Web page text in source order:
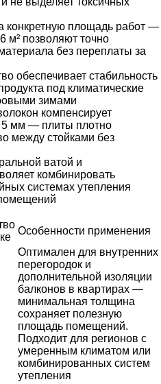
конкретную площадь работ —
м² позволяют точно
без переплаты за
обеспечивает стабильность
под климатические
зимами
компенсирует
5 мм — плиты плотно
между стойками без
ватой и
комбинировать
системах утепления
Особенности применения
Оптимален для внутренних
перегородок и
дополнительной изоляции
балконов в квартирах —
минимальная толщина
сохраняет полезную
площадь помещений.
Подходит для регионов с
умеренным климатом или
комбинированных систем
утепления